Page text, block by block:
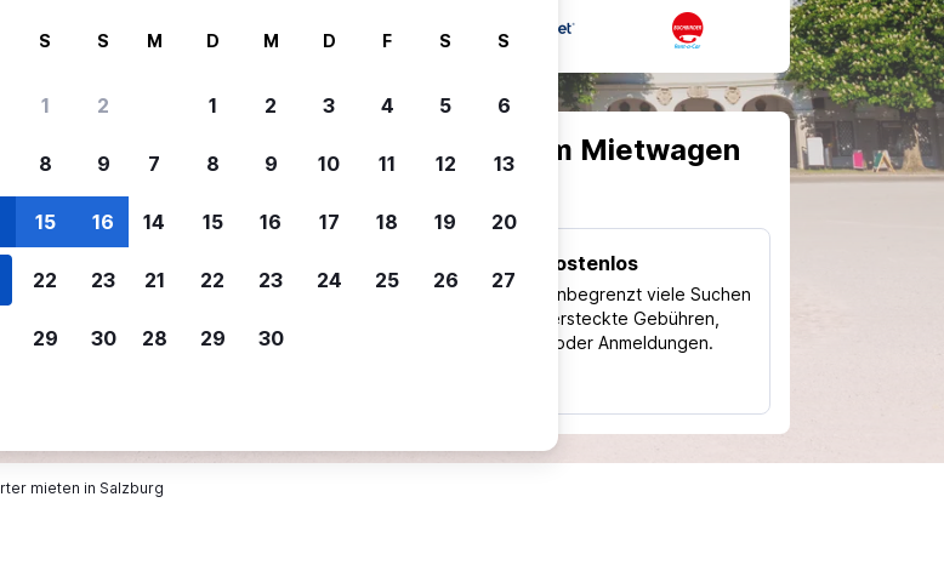
sich für SWOODOO entscheiden, um Mietwagen
,
Angebot zu
Anpassung von Trips
Mietwagenergebnisse nach
Kostenlos
Nutze unbegrenzt viele Suchen
ohne versteckte Gebühren,
Kosten oder Anmeldungen.
mieten in Salzburg
S S
1 2
8 9
15 16
22 23
29 30
M D M D F S S
1 2 3 4 5 6
7 8 9 10 11 12 13
14 15 16 17 18 19 20
21 22 23 24 25 26 27
28 29 30